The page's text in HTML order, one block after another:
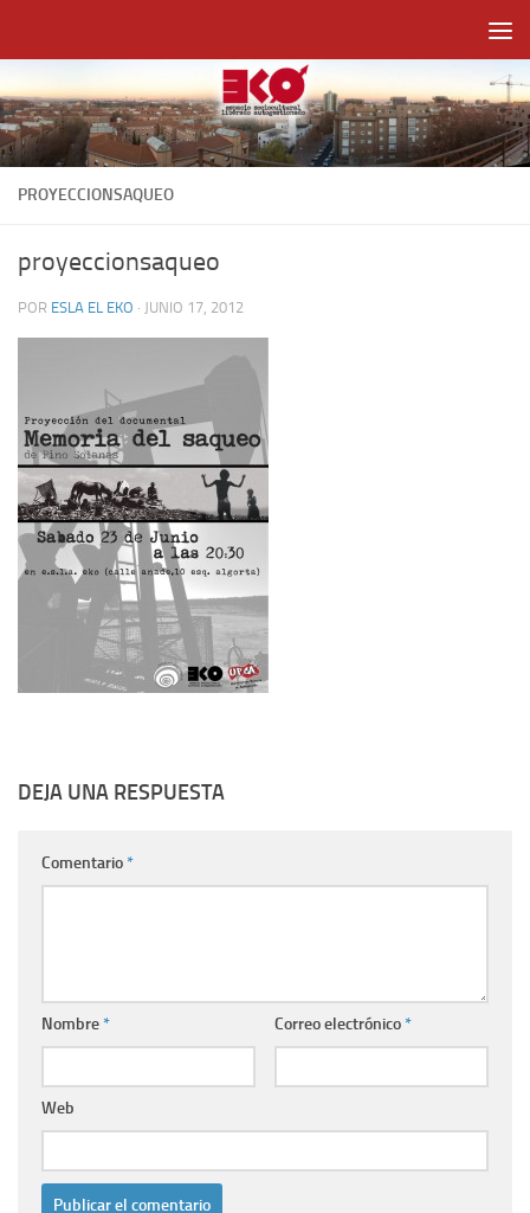
PROYECCIONSAQUEO
proyeccionsaqueo
POR ESLA EL EKO · JUNIO 17, 2012
DEJA UNA RESPUESTA
Comentario*
Nombre* Correo electrónico*
Web